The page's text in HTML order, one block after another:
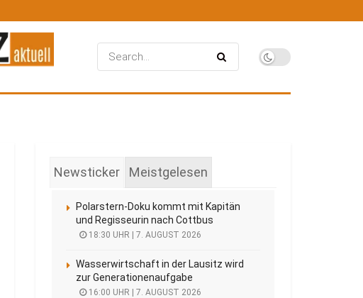
Newsticker Meistgelesen
Polarstern-Doku kommt mit Kapitän
und Regisseurin nach Cottbus
18:30 UHR | 7. AUGUST 2026
Wasserwirtschaft in der Lausitz wird
zur Generationenaufgabe
16:00 UHR | 7. AUGUST 2026